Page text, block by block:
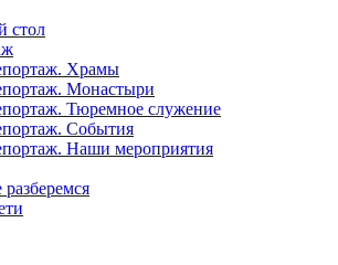
стол
Храмы
Монастыри
Тюремное служение
События
Наши мероприятия
разберемся